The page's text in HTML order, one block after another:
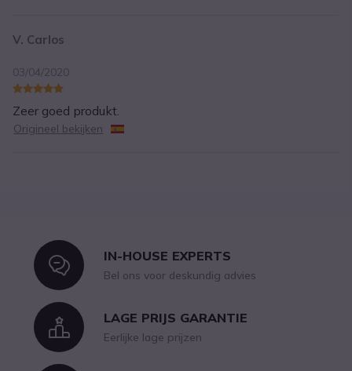
V. Carlos
03/04/2020
Zeer goed produkt.
Origineel bekijken
IconIN-HOUSE EXPERTS
Bel ons voor deskundig advies
IconLAGE PRIJS GARANTIE
Eerlijke lage prijzen